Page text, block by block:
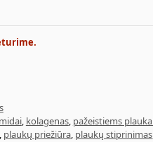
, kolagenas, pažeistiems
plaukų priežiūra, plaukų stiprinimas